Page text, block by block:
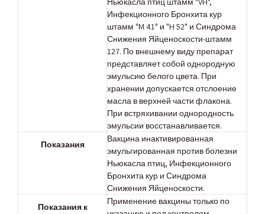
Инфекционного Бронхита кур
штамм "M 41" и "H 52" и Синдрома
Снижения Яйценоскости-штамм
127. По внешнему виду препарат
представляет собой однородную
эмульсию белого цвета. При
хранении допускается отслоение
масла в верхней части флакона.
При встряхивании однородность
эмульсии восстанавливается.
Показания
Вакцина инактивированная
эмульгированная против болезни
Ньюкасла птиц, Инфекционного
Бронхита кур и Синдрома
Снижения Яйценоскости.
Показания к
Применение вакцины только по